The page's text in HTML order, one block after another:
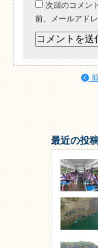
次回のコメン
前、メールアド
最近の投